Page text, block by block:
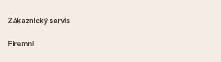
Zákaznický servis
Firemní